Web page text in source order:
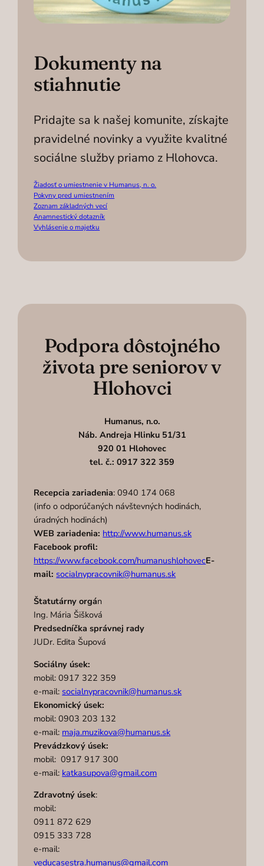
Dokumenty na
stiahnutie
Pridajte sa k našej komunite, získajte
pravidelné novinky a využite kvalitné
sociálne služby priamo z Hlohovca.
Žiadosť o umiestnenie v Humanus, n. o.
Pokyny pred umiestnením
Zoznam základných vecí
Anamnestický dotazník
Vyhlásenie o majetku
Podpora dôstojného
života pre seniorov v
Hlohovci
Humanus, n.o.
Náb. Andreja Hlinku 51/31
920 01 Hlohovec
tel. č.: 0917 322 359
Recepcia zariadenia: 0940 174 068
(info o odporúčaných návštevných hodinách,
úradných hodinách)
WEB zariadenia: http://www.humanus.sk
Facebook profil:
https://www.facebook.com/humanushlohovecE-
mail: socialnypracovnik@humanus.sk
Štatutárny orgán
Ing. Mária Šišková
Predsedníčka správnej rady
JUDr. Edita Šupová
Sociálny úsek:
mobil: 0917 322 359
e-mail: socialnypracovnik@humanus.sk
Ekonomický úsek:
mobil: 0903 203 132
e-mail: maja.muzikova@humanus.sk
Prevádzkový úsek:
mobil: 0917 917 300
e-mail: katkasupova@gmail.com
Zdravotný úsek:
mobil:
0911 872 629
0915 333 728
e-mail:
veducasestra.humanus@gmail.com